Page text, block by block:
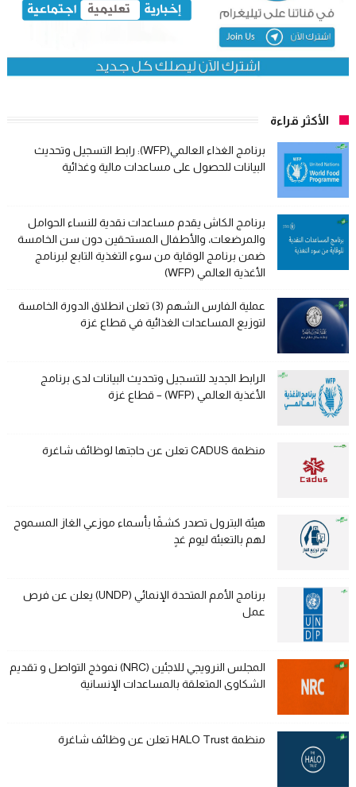
الأكثر قراءة
برنامج الغذاء العالمي(WFP): رابط التسجيل وتحديث
البيانات للحصول على مساعدات مالية وغذائية
برنامج الكاش يقدم مساعدات نقدية للنساء الحوامل
والمرضعات، والأطفال المستحقين دون سن الخامسة
ضمن برنامج الوقاية من سوء التغذية التابع لبرنامج
الأغذية العالمي (WFP)
عملية الفارس الشهم (3) تعلن انطلاق الدورة الخامسة
لتوزيع المساعدات الغذائية في قطاع غزة
الرابط الجديد للتسجيل وتحديث البيانات لدى برنامج
الأغذية العالمي (WFP) – قطاع غزة
منظمة CADUS تعلن عن حاجتها لوظائف شاغرة
هيئة البترول تصدر كشفًا بأسماء موزعي الغاز المسموح
لهم بالتعبئة ليوم غدٍ
برنامج الأمم المتحدة الإنمائي (UNDP) يعلن عن فرص
عمل
المجلس النرويجي للاجئين (NRC) نموذج التواصل و تقديم
الشكاوى المتعلقة بالمساعدات الإنسانية
منظمة HALO Trust تعلن عن وظائف شاغرة